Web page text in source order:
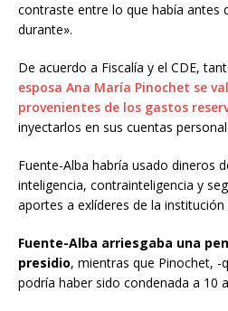
contraste entre lo que había antes
durante».
De acuerdo a Fiscalía y el CDE,
esposa Ana María Pinochet se
provenientes de los gastos
inyectarlos en sus cuentas
Fuente-Alba habría usado dineros
inteligencia, contrainteligencia y
aportes a exlíderes de la institución
Fuente-Alba arriesgaba una
presidio, mientras que Pinochet,
podría haber sido condenada a 10